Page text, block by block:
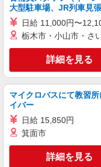
キープ
アルバイト パート 職業紹介
仕分
ク
時
パート 職業紹介
大型駐車場、JR列車見張
日給 11,000円〜
栃木市・小山市・さ
詳細を見る
マイクロバスにて教習
イバー
日給 15,850円
箕面市
詳細を見る